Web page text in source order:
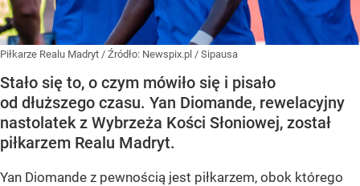
Piłkarze Realu Madryt / Źródło: Newspix.pl / Sipausa
Stało się to, o czym mówiło się i pisało
od dłuższego czasu. Yan Diomande, rewelacyjny
nastolatek z Wybrzeża Kości Słoniowej, został
piłkarzem Realu Madryt.
Yan Diomande z pewnością jest piłkarzem, obok którego